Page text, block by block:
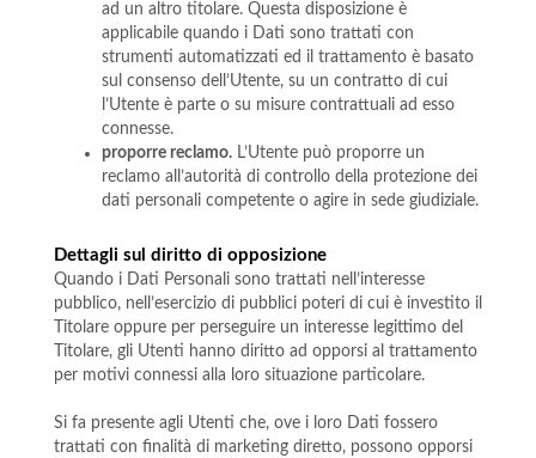
ad un altro titolare. Questa disposizione è
applicabile quando i Dati sono trattati con
strumenti automatizzati ed il trattamento è basato
sul consenso dell’Utente, su un contratto di cui
l’Utente è parte o su misure contrattuali ad esso
connesse.
proporre reclamo.L’Utente può proporre un
reclamo all’autorità di controllo della protezione dei
dati personali competente o agire in sede giudiziale.
Dettagli sul diritto di opposizione
Quando i Dati Personali sono trattati nell’interesse
pubblico, nell’esercizio di pubblici poteri di cui è investito il
Titolare oppure per perseguire un interesse legittimo del
Titolare, gli Utenti hanno diritto ad opporsi al trattamento
per motivi connessi alla loro situazione particolare.
Si fa presente agli Utenti che, ove i loro Dati fossero
trattati con finalità di marketing diretto, possono opporsi